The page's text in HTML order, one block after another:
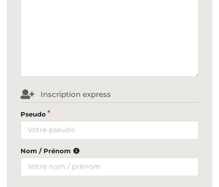
Inscription express
Pseudo
Nom / Prénom